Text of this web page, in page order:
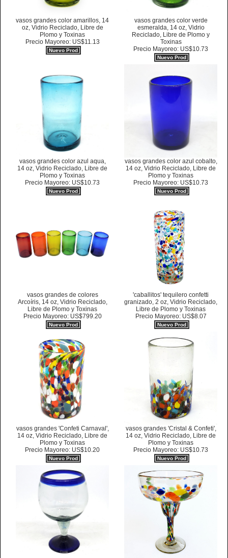
vasos grandes color amarillos, 14
oz, Vidrio Reciclado, Libre de
Plomo y Toxinas
Precio Mayoreo: US$11.13
Nuevo Prod
vasos grandes color verde
esmeralda, 14 oz, Vidrio
Reciclado, Libre de Plomo y
Toxinas
Precio Mayoreo: US$10.73
Nuevo Prod
vasos grandes color azul aqua,
14 oz, Vidrio Reciclado, Libre de
Plomo y Toxinas
Precio Mayoreo: US$10.73
Nuevo Prod
vasos grandes color azul cobalto,
14 oz, Vidrio Reciclado, Libre de
Plomo y Toxinas
Precio Mayoreo: US$10.73
Nuevo Prod
vasos grandes de colores
Arcoíris, 14 oz, Vidrio Reciclado,
Libre de Plomo y Toxinas
Precio Mayoreo: US$799.20
Nuevo Prod
'caballitos' tequilero confetti
granizado, 2 oz, Vidrio Reciclado,
Libre de Plomo y Toxinas
Precio Mayoreo: US$8.07
Nuevo Prod
vasos grandes 'Confeti Carnaval',
14 oz, Vidrio Reciclado, Libre de
Plomo y Toxinas
Precio Mayoreo: US$10.20
Nuevo Prod
vasos grandes 'Cristal & Confeti',
14 oz, Vidrio Reciclado, Libre de
Plomo y Toxinas
Precio Mayoreo: US$10.73
Nuevo Prod